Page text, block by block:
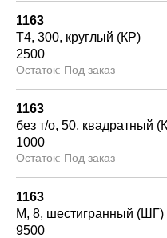
1163
Т4 300 круглый (КР)
2500
Под заказ
1163
без т/о 50 квадратный
1000
Под заказ
1163
М 8 шестигранный (ШГ)
9500